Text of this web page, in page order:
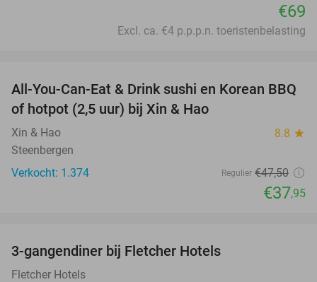
€69
Excl. ca. €4 p.p.p.n. toeristenbelasting
20%
All-You-Can-Eat & Drink sushi en Korean BBQ
of hotpot (2,5 uur) bij Xin & Hao
Xin & Hao 8.8 star
Steenbergen
Verkocht: 1.374
Regulier €47,50
€37,95
3-gangendiner bij Fletcher Hotels
Fletcher Hotels